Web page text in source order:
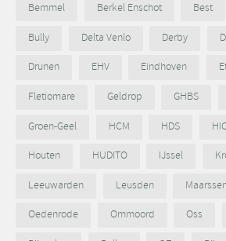
Bemmel
Berkel Enschot Best
Bully
Delta Venlo Derby
Drunen
EHV Eindhoven
Fletiomare
Geldrop GHBS
Groen-Geel
HCM HDS HIC
Houten
HUDITO IJssel
Leeuwarden
Leusden
Oedenrode
Ommoord Oss